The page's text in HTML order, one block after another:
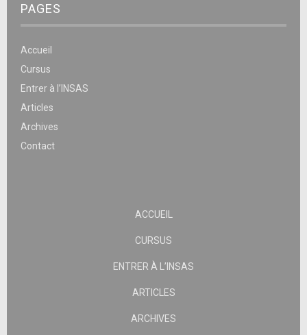
PAGES
Accueil
Cursus
Entrer à l’INSAS
Articles
Archives
Contact
ACCUEIL
CURSUS
ENTRER À L’INSAS
ARTICLES
ARCHIVES